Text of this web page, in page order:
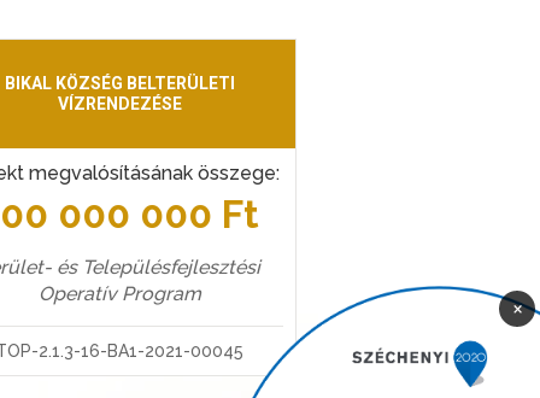
BIKAL KÖZSÉG BELTERÜLETI
VÍZRENDEZÉSE
megvalósításának összege:
000 000 Ft
és Településfejlesztési
Operatív Program
2.1.3-16-BA1-2021-00045
×